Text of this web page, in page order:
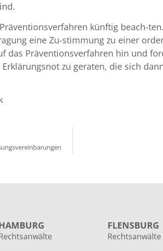
künftig beach-
eine Zu-stimmung zu einer
Präventionsverfahren hin und
zu geraten, die sich
FLENSBURG